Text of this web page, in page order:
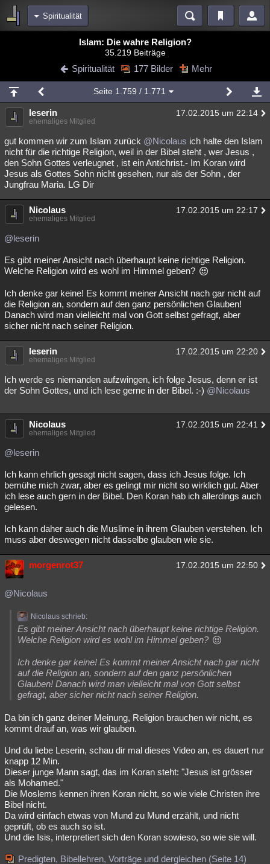
Spiritualität
Diskussionen Blogs Videos
Chat Wiki Neuigkeiten
meine Rubriken
Menschen Mystery Kriminalfälle
Spiritualität Verschwörungen Technologie Ufologie
Natur Umfragen Unterhaltung
weitere Rubriken
Philosophie Träume Orte Esoterik Literatur
Astronomie Helpdesk
Übersichten
Lesenswert Schlüsselwörter
Islam: Die wahre Religion?
35.219 Beiträge
Spiritualität 177 Bilder Mehr
Seite 1.759 / 1.771
leserin 17.02.2015 um 22:14
ehemaliges Mitglied
gut kommen wir zum Islam zurück @Nicolaus ich halte den Islam
nicht für die richtige Religion, weil in der Bibel steht , wer Jesus ,
den Sohn Gottes verleugnet , ist ein Antichrist.- Im Koran wird
Jesus als Gottes Sohn nicht gesehen, nur als der Sohn , der
Jungfrau Maria. LG Dir
Nicolaus 17.02.2015 um 22:17
ehemaliges Mitglied
@leserin
Es gibt meiner Ansicht nach überhaupt keine richtige Religion.
Welche Religion wird es wohl im Himmel geben?
Ich denke gar keine! Es kommt meiner Ansicht nach gar nicht auf
die Religion an, sondern auf den ganz persönlichen Glauben!
Danach wird man vielleicht mal von Gott selbst gefragt, aber
sicher nicht nach seiner Religion.
leserin 17.02.2015 um 22:20
ehemaliges Mitglied
Ich werde es niemanden aufzwingen, ich folge Jesus, denn er ist
der Sohn Gottes, und ich lese gerne in der Bibel. :-) @Nicolaus
Nicolaus 17.02.2015 um 22:41
ehemaliges Mitglied
@leserin
Ich kann ehrlich gesagt nicht sagen, dass ich Jesus folge. Ich
bemühe mich zwar, aber es gelingt mir nicht so wirklich gut. Aber
ich lese auch gern in der Bibel. Den Koran hab ich allerdings auch
gelesen.
Ich kann daher auch die Muslime in ihrem Glauben verstehen. Ich
muss aber deswegen nicht dasselbe glauben wie sie.
morgenrot37 17.02.2015 um 22:50
@Nicolaus
Nicolaus schrieb:
Es gibt meiner Ansicht nach überhaupt keine richtige Religion.
Welche Religion wird es wohl im Himmel geben?
Ich denke gar keine! Es kommt meiner Ansicht nach gar nicht
auf die Religion an, sondern auf den ganz persönlichen
Glauben! Danach wird man vielleicht mal von Gott selbst
gefragt, aber sicher nicht nach seiner Religion.
Da bin ich ganz deiner Meinung, Religion brauchen wir nicht, es
kommt drauf an, was wir glauben.
Und du liebe Leserin, schau dir mal dieses Video an, es dauert nur
knapp 12 Min.
Dieser junge Mann sagt, das im Koran steht: "Jesus ist grösser
als Mohamed."
Die Moslems kennen ihren Koran nicht, so wie viele Christen ihre
Bibel nicht.
Da wird einfach etwas von Mund zu Mund erzählt, und nicht
geprüft, ob es auch so ist.
Und die Isis, interpretiert sich den Koran sowieso, so wie sie will.
Predigten, Bibellehren, Vorträge und dergleichen (Seite 14)